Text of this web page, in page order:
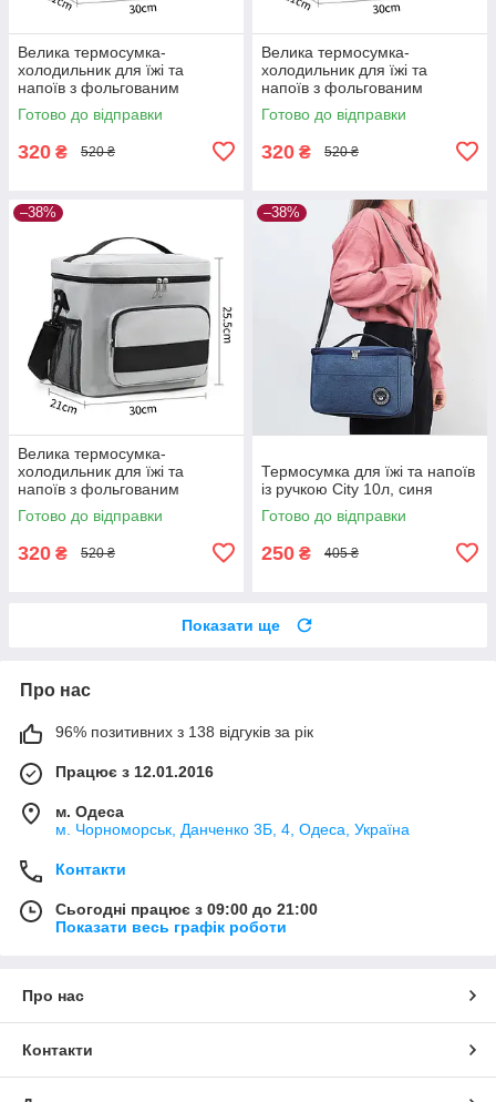
Велика термосумка-
холодильник для їжі та
напоїв з фольгованим
покриттям TermoLine 16л,
коричнева
Готово до відправки
320 ₴ 520 ₴
Велика термосумка-
холодильник для їжі та
напоїв з фольгованим
покриттям TermoLine 16л,
чорна
Готово до відправки
320 ₴ 520 ₴
–38%
Велика термосумка-
холодильник для їжі та
напоїв з фольгованим
покриттям TermoLine 16л,
сіра
Готово до відправки
320 ₴ 520 ₴
–38%
Термосумка для їжі та напоїв
із ручкою City 10л, синя
Готово до відправки
250 ₴ 405 ₴
Показати ще
Про нас
96% позитивних з 138 відгуків за рік
Працює з 12.01.2016
м. Одеса
м. Чорноморськ, Данченко 3Б, 4, Одеса, Україна
Контакти
Сьогодні працює з 09:00 до 21:00
Показати весь графік роботи
Про нас
Контакти